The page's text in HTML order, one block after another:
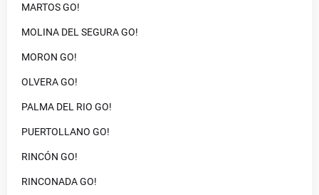
MARTOS GO!
MOLINA DEL SEGURA GO!
MORON GO!
OLVERA GO!
PALMA DEL RIO GO!
PUERTOLLANO GO!
RINCÓN GO!
RINCONADA GO!